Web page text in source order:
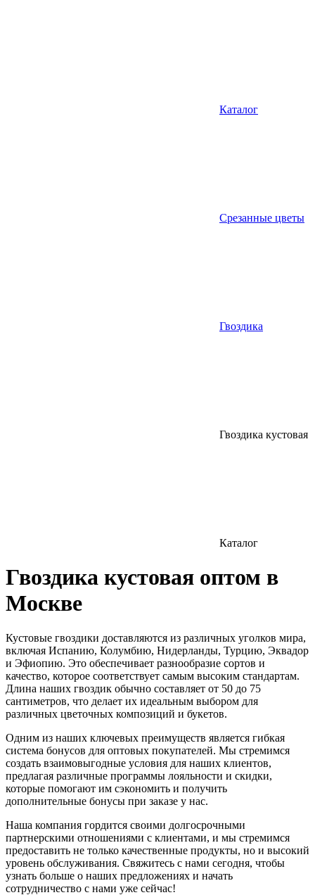
Каталог
Срезанные цветы
Гвоздика
Гвоздика кустовая
Каталог
Гвоздика кустовая оптом в
Москве
Кустовые гвоздики доставляются из различных уголков мира,
включая Испанию, Колумбию, Нидерланды, Турцию, Эквадор
и Эфиопию. Это обеспечивает разнообразие сортов и
качество, которое соответствует самым высоким стандартам.
Длина наших гвоздик обычно составляет от 50 до 75
сантиметров, что делает их идеальным выбором для
различных цветочных композиций и букетов.
Одним из наших ключевых преимуществ является гибкая
система бонусов для оптовых покупателей. Мы стремимся
создать взаимовыгодные условия для наших клиентов,
предлагая различные программы лояльности и скидки,
которые помогают им сэкономить и получить
дополнительные бонусы при заказе у нас.
Наша компания гордится своими долгосрочными
партнерскими отношениями с клиентами, и мы стремимся
предоставить не только качественные продукты, но и высокий
уровень обслуживания. Свяжитесь с нами сегодня, чтобы
узнать больше о наших предложениях и начать
сотрудничество с нами уже сейчас!